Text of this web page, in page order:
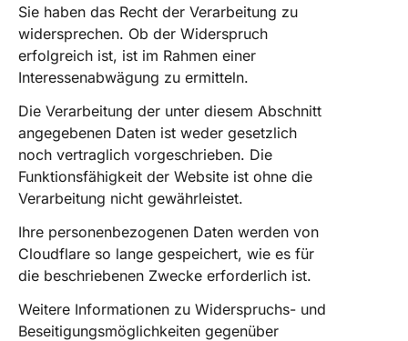
Sie haben das Recht der Verarbeitung zu
widersprechen. Ob der Widerspruch
erfolgreich ist, ist im Rahmen einer
Interessenabwägung zu ermitteln.
Die Verarbeitung der unter diesem Abschnitt
angegebenen Daten ist weder gesetzlich
noch vertraglich vorgeschrieben. Die
Funktionsfähigkeit der Website ist ohne die
Verarbeitung nicht gewährleistet.
Ihre personenbezogenen Daten werden von
Cloudflare so lange gespeichert, wie es für
die beschriebenen Zwecke erforderlich ist.
Weitere Informationen zu Widerspruchs- und
Beseitigungsmöglichkeiten gegenüber